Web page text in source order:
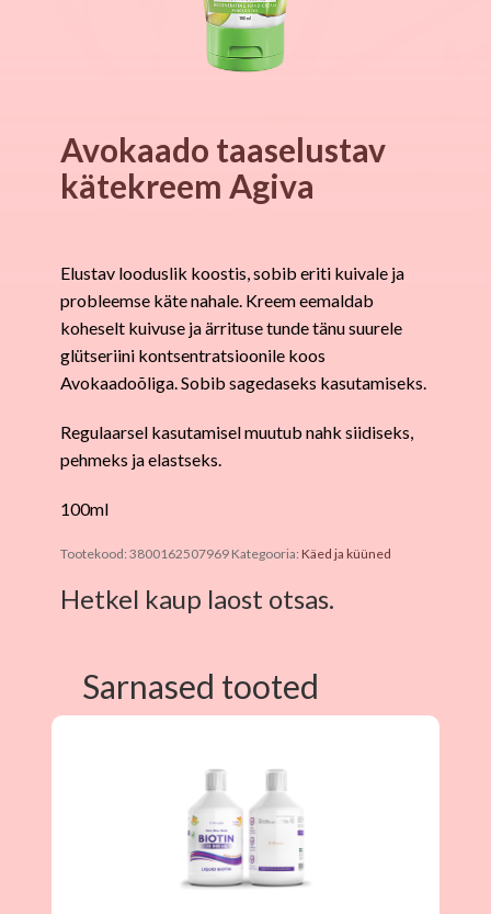
Avokaado taaselustav
kätekreem Agiva
Elustav looduslik koostis, sobib eriti kuivale ja
probleemse käte nahale. Kreem eemaldab
koheselt kuivuse ja ärrituse tunde tänu suurele
glütseriini kontsentratsioonile koos
Avokaadoõliga. Sobib sagedaseks kasutamiseks.
Regulaarsel kasutamisel muutub nahk siidiseks,
pehmeks ja elastseks.
100ml
Tootekood: 3800162507969 Kategooria: Käed ja küüned
Hetkel kaup laost otsas.
Sarnased tooted